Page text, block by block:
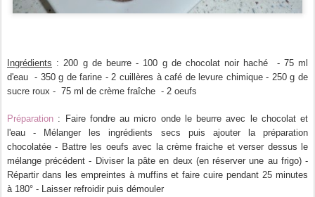
Ingrédients : 200 g de beurre - 100 g de chocolat noir haché - 75 ml
d'eau - 350 g de farine - 2 cuillères à café de levure chimique - 250 g de
sucre roux - 75 ml de crème fraîche - 2 oeufs
Préparation : Faire fondre au micro onde le beurre avec le chocolat et
l'eau - Mélanger les ingrédients secs puis ajouter la préparation
chocolatée - Battre les oeufs avec la crème fraiche et verser dessus le
mélange précédent - Diviser la pâte en deux (en réserver une au frigo) -
Répartir dans les empreintes à muffins et faire cuire pendant 25 minutes
à 180° - Laisser refroidir puis démouler